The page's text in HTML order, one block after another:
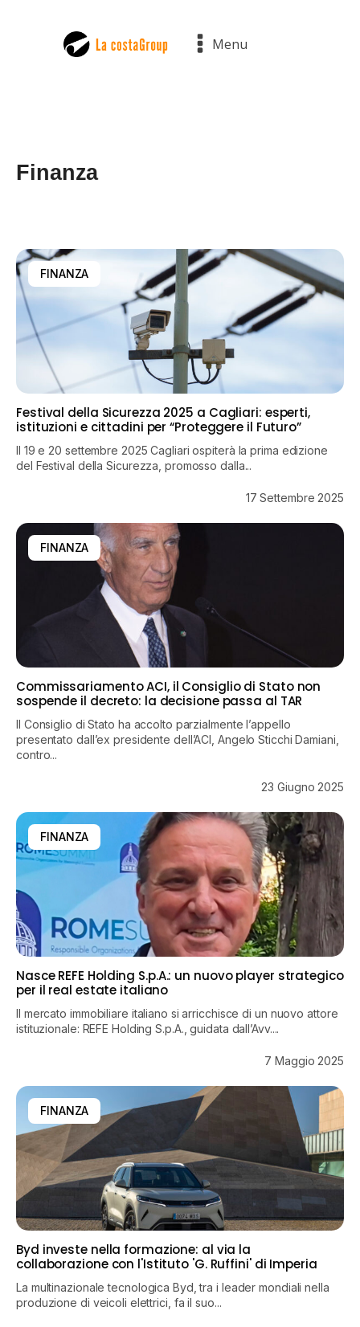
Menu
Finanza
FINANZA
Festival della Sicurezza 2025 a Cagliari: esperti,
istituzioni e cittadini per “Proteggere il Futuro”
Il 19 e 20 settembre 2025 Cagliari ospiterà la prima edizione
del Festival della Sicurezza, promosso dalla...
17 Settembre 2025
FINANZA
Commissariamento ACI, il Consiglio di Stato non
sospende il decreto: la decisione passa al TAR
Il Consiglio di Stato ha accolto parzialmente l’appello
presentato dall’ex presidente dell’ACI, Angelo Sticchi Damiani,
contro...
23 Giugno 2025
FINANZA
Nasce REFE Holding S.p.A.: un nuovo player strategico
per il real estate italiano
Il mercato immobiliare italiano si arricchisce di un nuovo attore
istituzionale: REFE Holding S.p.A., guidata dall’Avv....
7 Maggio 2025
FINANZA
Byd investe nella formazione: al via la
collaborazione con l'Istituto 'G. Ruffini' di Imperia
La multinazionale tecnologica Byd, tra i leader mondiali nella
produzione di veicoli elettrici, fa il suo...